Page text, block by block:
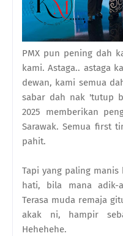
PMX pun pening dah
kami. Astaga.. astaga
dewan, kami semua
sabar dah nak 'tutup
2025 memberikan
Sarawak. Semua first
pahit.
Tapi yang paling
hati, bila mana adik-
Terasa muda remaja
akak ni, hampir
Hehehehe.